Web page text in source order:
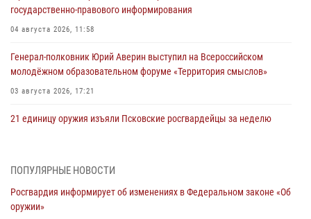
государственно-правового информирования
04 августа 2026, 11:58
Генерал-полковник Юрий Аверин выступил на Всероссийском
молодёжном образовательном форуме «Территория смыслов»
03 августа 2026, 17:21
21 единицу оружия изъяли Псковские росгвардейцы за неделю
Росгвардейцы принимают участие в обеспечении общественной
02 августа 2026, 13:28
ПОПУЛЯРНЫЕ НОВОСТИ
Росгвардия информирует об изменениях в Федеральном законе «Об
оружии»